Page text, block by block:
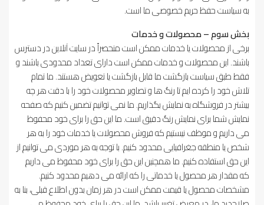
به سیاست حفظ حریم خصوصی ما است.
بخش سوم – محصولات و خدمات
برخی از محصولات یا خدمات ممکن است منحصراً در سایت آنلاین در دسترس
باشند. این محصولات و خدمات ممکن است دارای تعداد محدودی باشند و
فقط طبق سیاست بازگشت ما قابل بازگشت یا تعویض هستند. ما تمام
تلاش خود را کرده ایم تا رنگ ها و تصاویر محصولات خود را با دقت هر چه
بیشتر در فروشگاه به نمایش بگذاریم. ما نمی توانیم تضمین کنیم که صفحه
نمایش شما برای نمایش رنگ دقیق است. ما این حق را برای خود محفوظ
می داریم و موظف نیستیم که فروش محصولات یا خدمات خود را به هر
شخص یا منطقه جغرافیایی محدود کنیم. با توجه به هر موردی می توانیم از
این حق استفاده کنیم. ما همچنین این حق را برای خود محفوظ می داریم
که مقدار هر محصول یا خدماتی را که ارائه می دهیم محدود کنیم.
مشخصات محصول یا قیمت ممکن است در هر زمان بدون اطلاع قبلی، بنا به